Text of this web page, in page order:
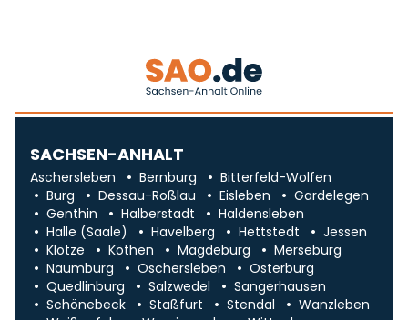
SACHSEN-ANHALT
Aschersleben Bernburg
Bitterfeld-Wolfen
Burg
Dessau-Roßlau Eisleben
Gardelegen
Genthin
Halberstadt
Haldensleben
Halle (Saale)
Havelberg Hettstedt
Jessen
Klötze
Köthen Magdeburg
Merseburg
Naumburg
Oschersleben
Osterburg
Quedlinburg
Salzwedel
Sangerhausen
Schönebeck
Staßfurt Stendal
Wanzleben